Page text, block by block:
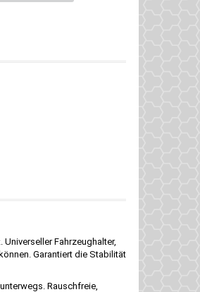
Fahrzeughalter,
Garantiert die Stabilität
Rauschfreie,